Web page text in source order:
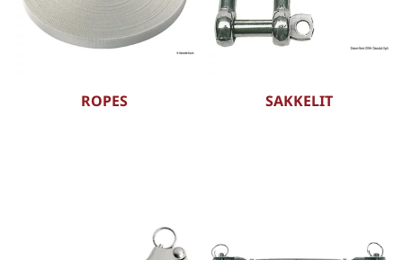
ROPES SAKKELIT